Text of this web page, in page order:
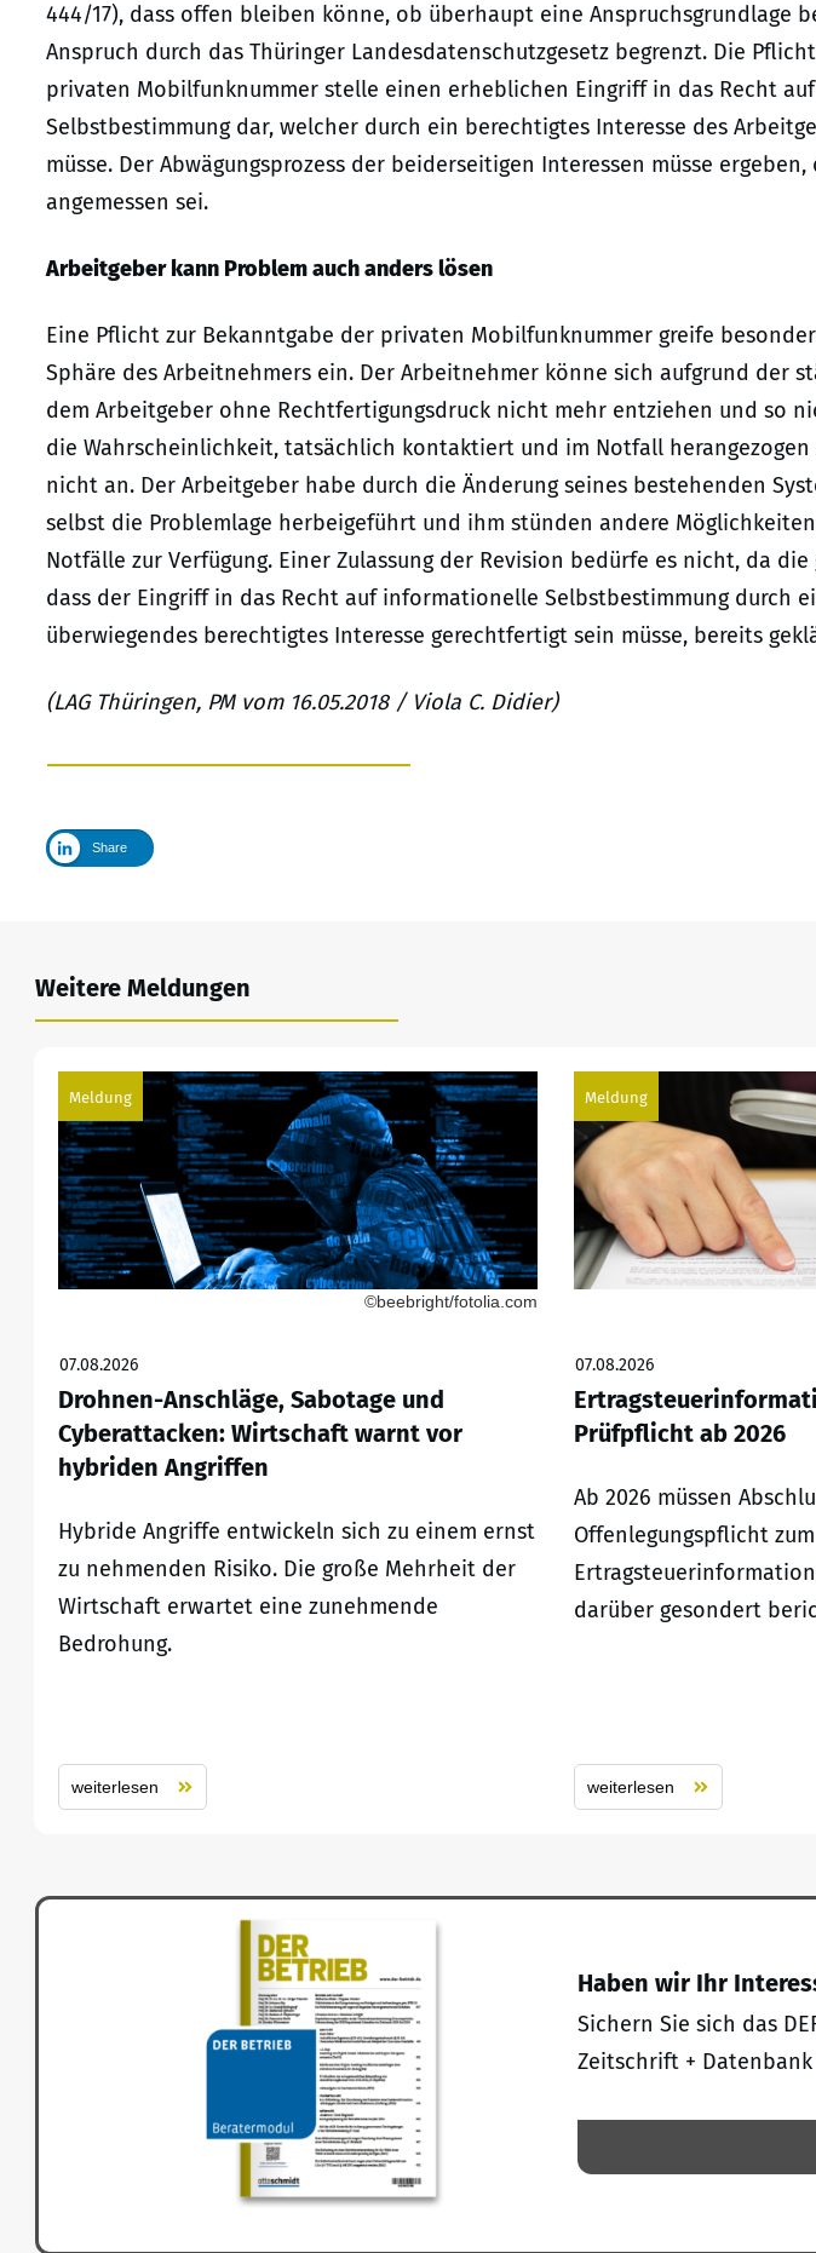
444/17), dass offen bleiben könne, ob überhaupt eine Anspruchsgrundlage
Anspruch durch das Thüringer Landesdatenschutzgesetz begrenzt. Die
privaten Mobilfunknummer stelle einen erheblichen Eingriff in das Recht
Selbstbestimmung dar, welcher durch ein berechtigtes Interesse des
müsse. Der Abwägungsprozess der beiderseitigen Interessen müsse
angemessen sei.
Arbeitgeber kann Problem auch anders lösen
Eine Pflicht zur Bekanntgabe der privaten Mobilfunknummer greife
Sphäre des Arbeitnehmers ein. Der Arbeitnehmer könne sich aufgrund der
dem Arbeitgeber ohne Rechtfertigungsdruck nicht mehr entziehen und so
die Wahrscheinlichkeit, tatsächlich kontaktiert und im Notfall herangezogen
nicht an. Der Arbeitgeber habe durch die Änderung seines bestehenden
selbst die Problemlage herbeigeführt und ihm stünden andere Möglichkeiten
Notfälle zur Verfügung. Einer Zulassung der Revision bedürfe es nicht, da
dass der Eingriff in das Recht auf informationelle Selbstbestimmung durch
überwiegendes berechtigtes Interesse gerechtfertigt sein müsse, bereits
(LAG Thüringen, PM vom 16.05.2018 / Viola C. Didier)
Share
Weitere Meldungen
Meldung
©beebright/fotolia.com
07.08.2026
Drohnen-Anschläge, Sabotage und
Cyberattacken: Wirtschaft warnt vor
hybriden Angriffen
Hybride Angriffe entwickeln sich zu einem ernst
zu nehmenden Risiko. Die große Mehrheit der
Wirtschaft erwartet eine zunehmende
Bedrohung.
weiterlesen
Meldung
07.08.2026
Prüfpflicht ab 2026
Ab 2026 müssen
Offenlegungspflicht zum
darüber gesondert
weiterlesen
Haben wir Ihr
Sichern Sie sich das
Zeitschrift +